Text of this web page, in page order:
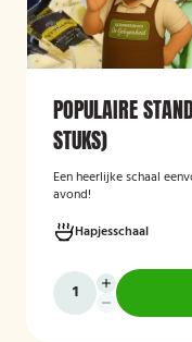
POPULAIRE
STUKS)
Een heerlijke schaal
avond!
Hapjesschaal